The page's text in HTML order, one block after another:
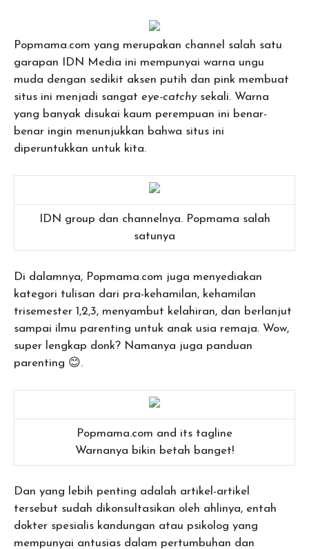
Popmama.com yang merupakan channel salah satu
garapan IDN Media ini mempunyai warna ungu
muda dengan sedikit aksen putih dan pink membuat
situs ini menjadi sangat eye-catchysekali. Warna
yang banyak disukai kaum perempuan ini benar-
benar ingin menunjukkan bahwa situs ini
diperuntukkan untuk kita.
IDN group dan channelnya. Popmama salah
satunya
Di dalamnya, Popmama.com juga menyediakan
kategori tulisan dari pra-kehamilan, kehamilan
trisemester 1,2,3, menyambut kelahiran, dan berlanjut
sampai ilmu parenting untuk anak usia remaja. Wow,
super lengkap donk? Namanya juga panduan
parenting 😊.
Popmama.com and its tagline
Warnanya bikin betah banget!
Dan yang lebih penting adalah artikel-artikel
tersebut sudah dikonsultasikan oleh ahlinya, entah
dokter spesialis kandungan atau psikolog yang
mempunyai antusias dalam pertumbuhan dan